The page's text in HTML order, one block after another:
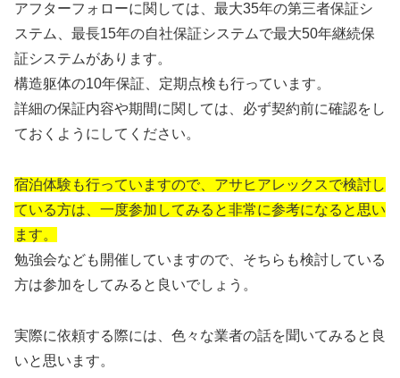
アフターフォローに関しては、最大35年の第三者保証シ
ステム、最長15年の自社保証システムで最大50年継続保
証システムがあります。
構造躯体の10年保証、定期点検も行っています。
詳細の保証内容や期間に関しては、必ず契約前に確認をし
ておくようにしてください。
宿泊体験も行っていますので、アサヒアレックスで検討し
ている方は、一度参加してみると非常に参考になると思い
ます。
勉強会なども開催していますので、そちらも検討している
方は参加をしてみると良いでしょう。
実際に依頼する際には、色々な業者の話を聞いてみると良
いと思います。